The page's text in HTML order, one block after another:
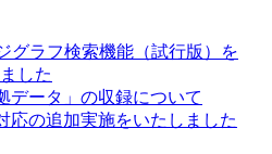
グラフ検索機能（試行版）を
した
データ」の収録について
応の追加実施をいたしました